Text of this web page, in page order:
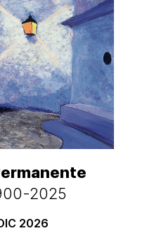
2025
2026